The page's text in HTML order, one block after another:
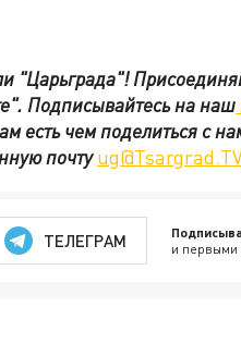
"Царьграда"!
. Подписывайтесь на наш
есть чем поделиться с
почту
ТЕЛЕГРАМ и первыми